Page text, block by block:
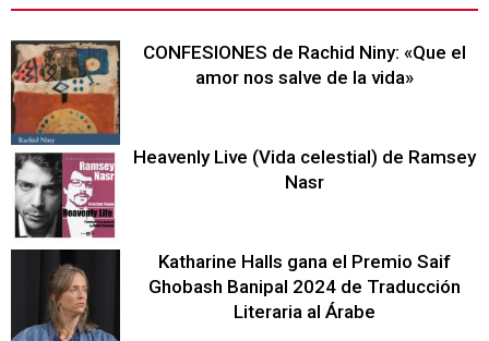
CONFESIONES de Rachid Niny: «Que el
amor nos salve de la vida»
Heavenly Live (Vida celestial) de Ramsey
Nasr
Katharine Halls gana el Premio Saif
Ghobash Banipal 2024 de Traducción
Literaria al Árabe